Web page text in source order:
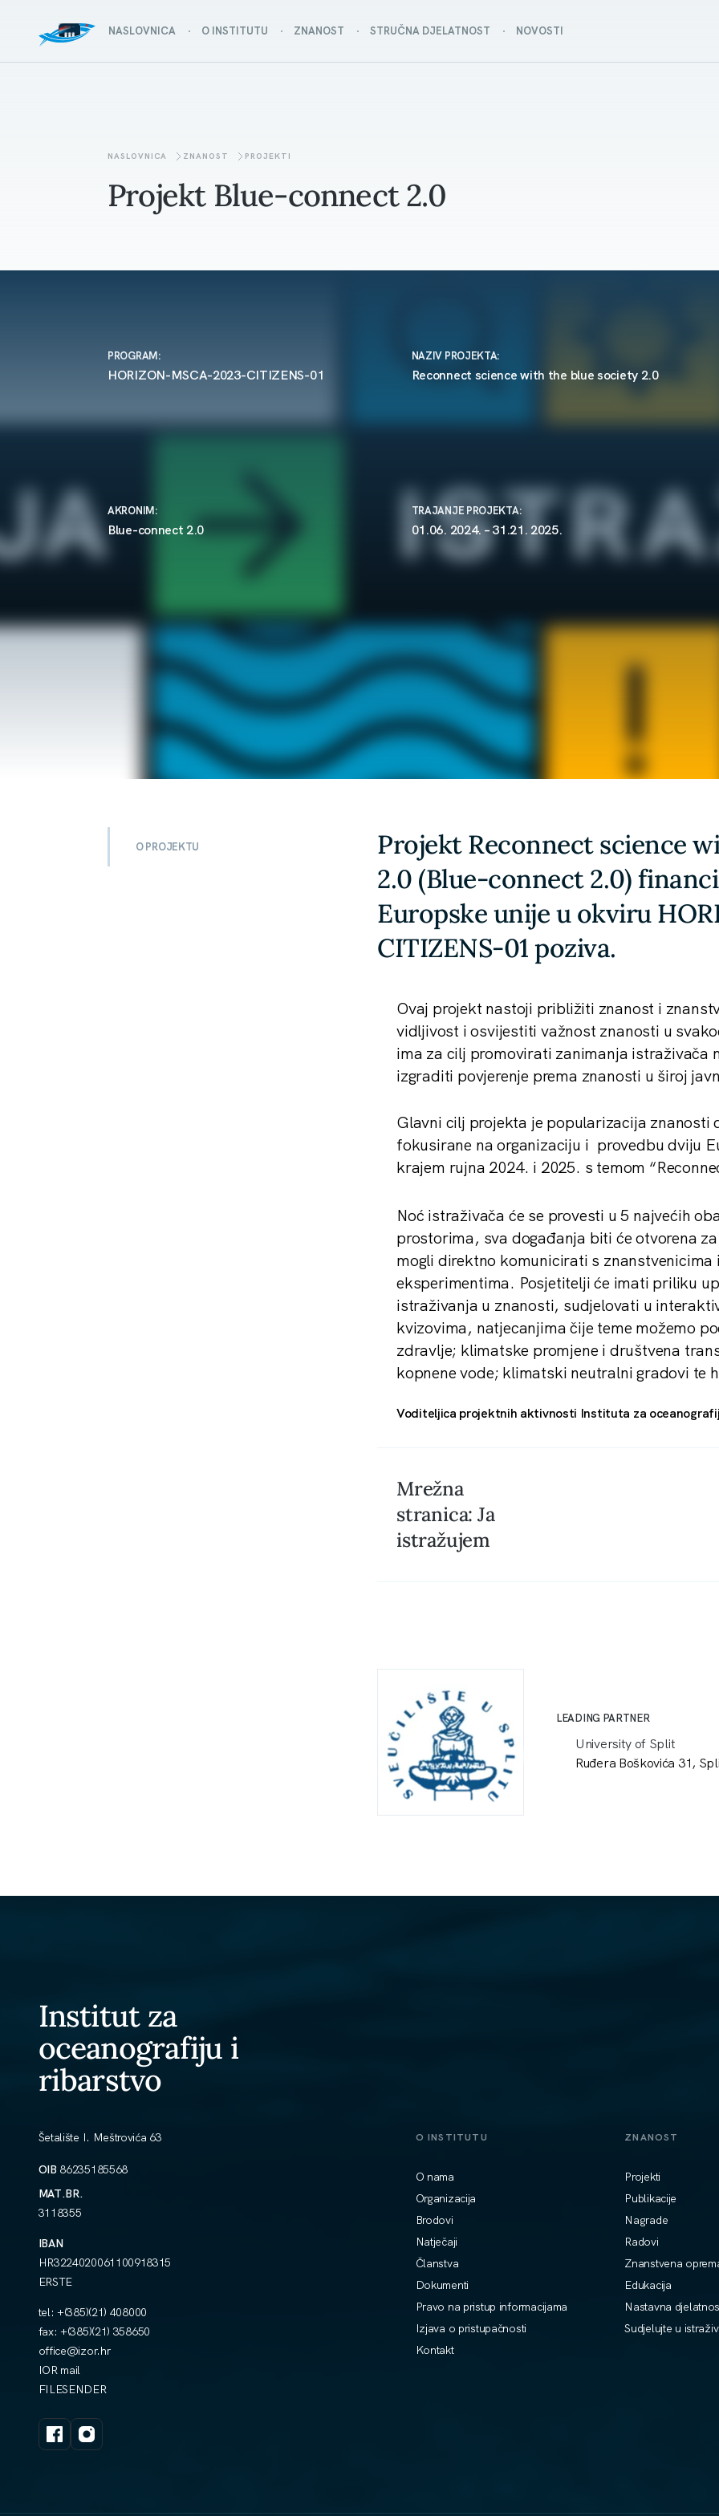
NASLOVNICA O INSTITUTU ZNANOST STRUČNA DJELATNOST NOVOSTI
NASLOVNICA ZNANOST PROJEKTI
Projekt Blue-connect 2.0
PROGRAM:
HORIZON-MSCA-2023-CITIZENS-01
NAZIV PROJEKTA:
Reconnect science with the blue society 2.0
AKRONIM:
Blue-connect 2.0
TRAJANJE PROJEKTA:
01.06. 2024. – 31.21. 2025.
O PROJEKTU
Projekt Reconnect science
2.0 (Blue-connect 2.0)
Europske unije u okviru
CITIZENS-01 poziva.
Ovaj projekt nastoji približiti znanost i
vidljivost i osvijestiti važnost znanosti u
ima za cilj promovirati zanimanja istraživača
izgraditi povjerenje prema znanosti u široj
Glavni cilj projekta je popularizacija
fokusirane na organizaciju i provedbu dviju
krajem rujna 2024. i 2025. s temom
Noć istraživača će se provesti u 5 najvećih
prostorima, sva događanja biti će otvorena
mogli direktno komunicirati s
eksperimentima. Posjetitelji će imati priliku
istraživanja u znanosti, sudjelovati u
kvizovima, natjecanjima čije teme možemo
zdravlje; klimatske promjene i društvena
kopnene vode; klimatski neutralni gradovi te
Voditeljica projektnih aktivnosti Instituta za
Mrežna
stranica: Ja
istražujem
LEADING PARTNER
University of Split
Ruđera Boškovića 31,
Institut za
oceanografiju i
ribarstvo
Šetalište I. Meštrovića 63
OIB 86235185568
MAT.BR.
3118355
IBAN
HR3224020061100918315
ERSTE
tel: +(385)(21) 408000
fax: +(385)(21) 358650
office@izor.hr
IOR mail
FILESENDER
O INSTITUTU
O nama
Organizacija
Brodovi
Natječaji
Članstva
Dokumenti
Pravo na pristup informacijama
Izjava o pristupačnosti
Kontakt
ZNANOST
Projekti
Publikacije
Nagrade
Radovi
Znanstvena
Edukacija
Nastavna
Sudjelujte u